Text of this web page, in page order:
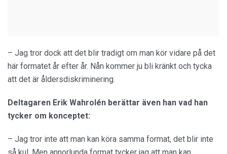
– Jag tror dock att det blir tradigt om man kör vidare på det
här formatet år efter år. Nån kommer ju bli kränkt och tycka
att det är åldersdiskriminering.
Deltagaren Erik Wahrolén berättar även han vad han
tycker om konceptet:
– Jag tror inte att man kan köra samma format, det blir inte